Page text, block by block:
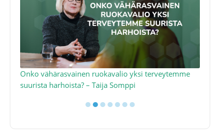
Onko vähärasvainen ruokavalio yksi terveytemme
suurista harhoista? – Taija Somppi
●●●●●●●